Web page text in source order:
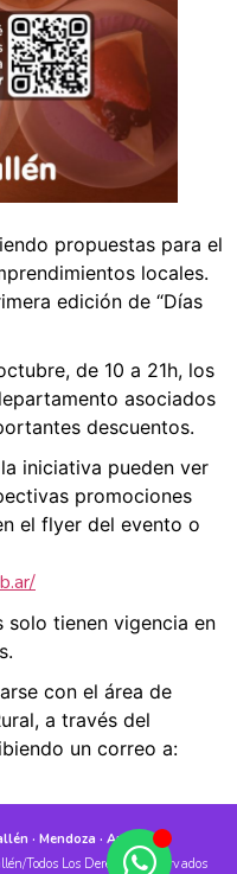
propuestas para el
locales.
edición de “Días
de 10 a 21h, los
asociados
descuentos.
iniciativa pueden ver
promociones
el flyer del evento o
solo tienen vigencia en
con el área de
a través del
un correo a:
· Mendoza · Argentina
Todos Los Derechos Reservados